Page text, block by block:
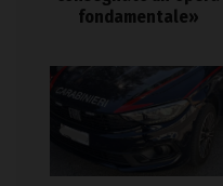
fondamentale»